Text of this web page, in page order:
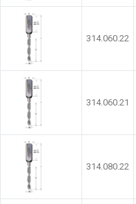
314.060.22
314.060.21
314.080.22